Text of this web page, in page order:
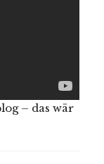
– das wär